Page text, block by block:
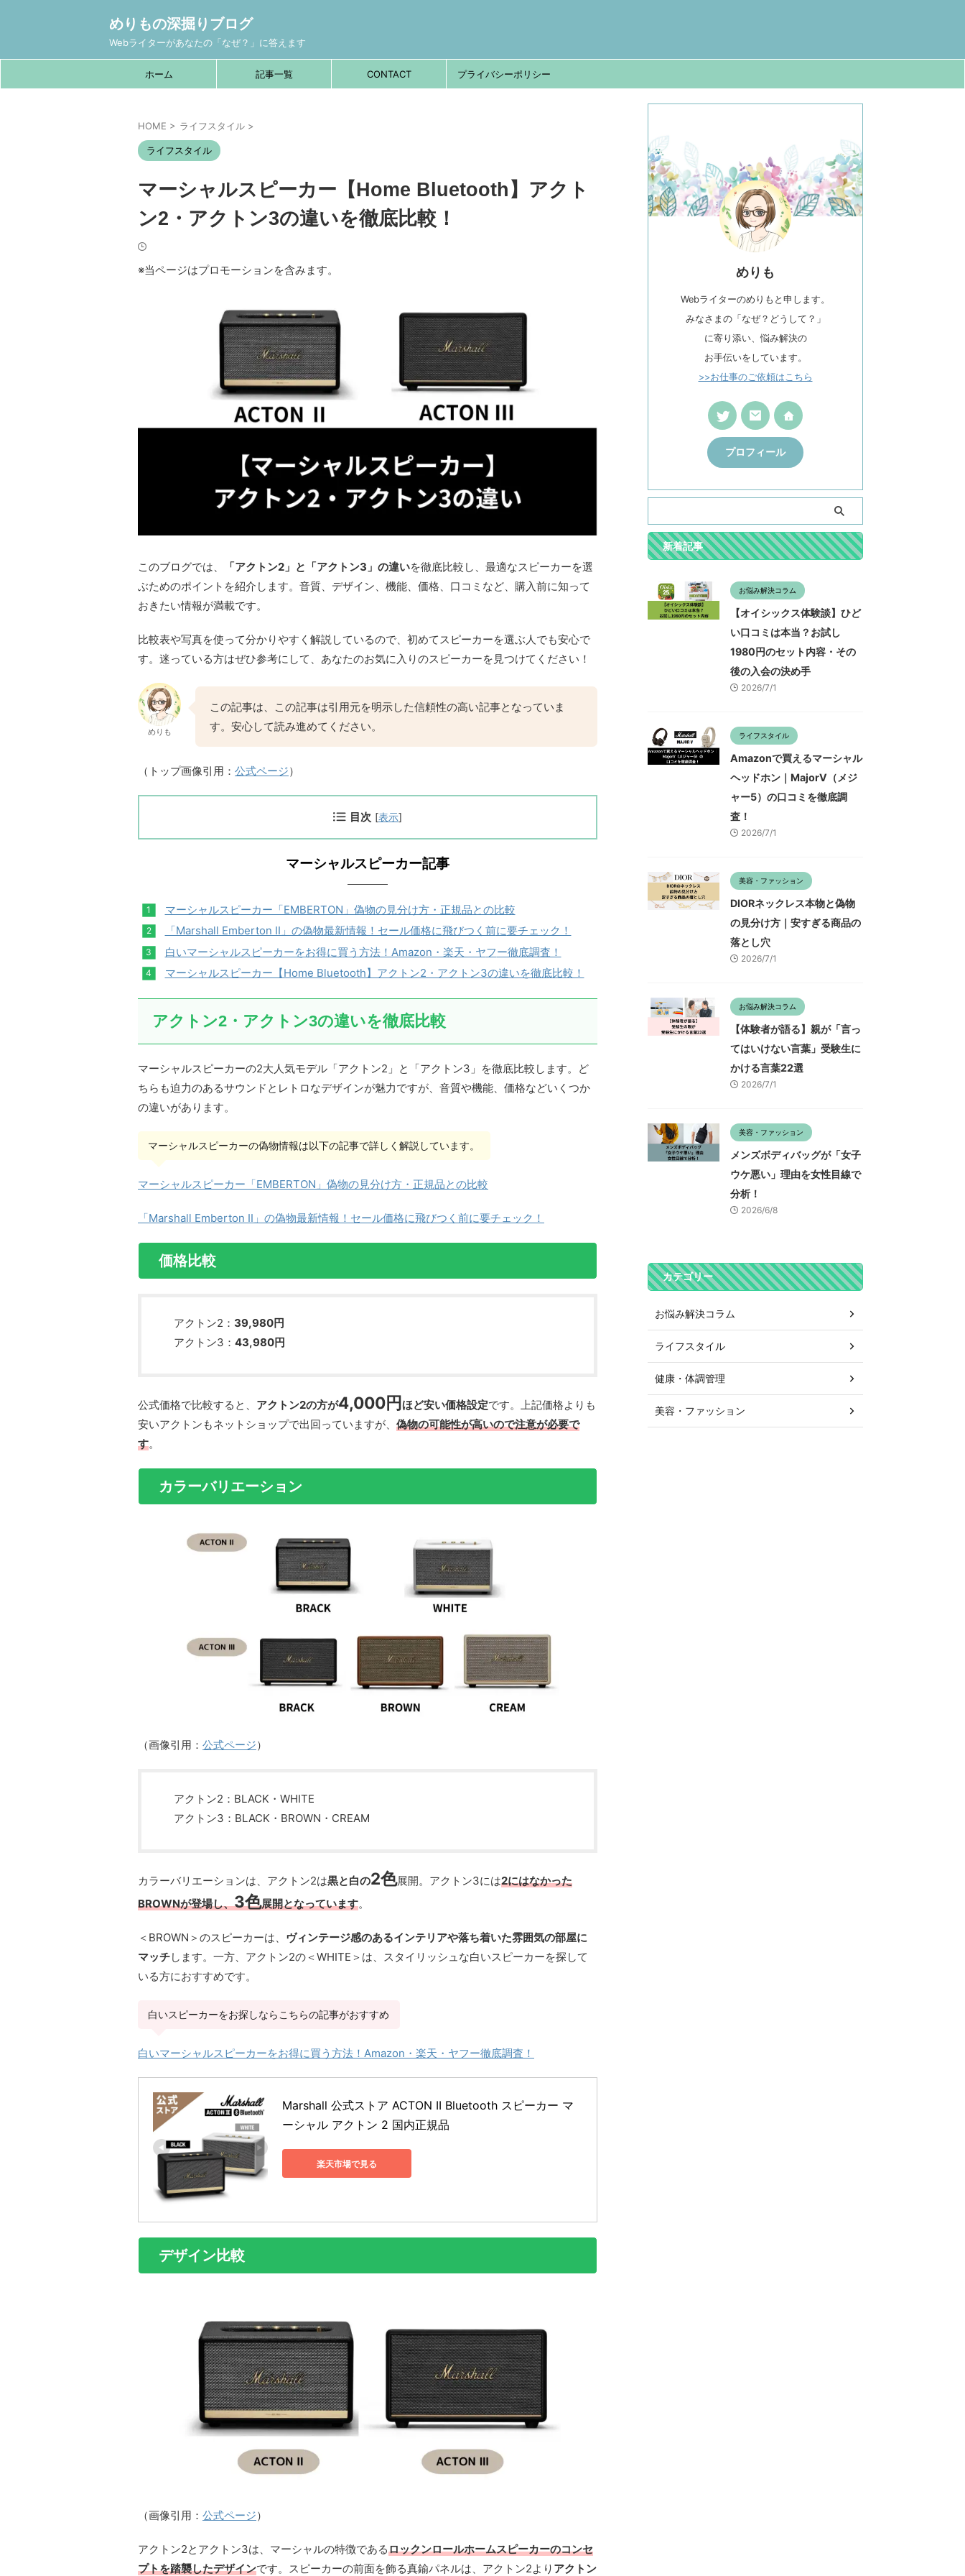
めりもの深掘りブログ
Webライターがあなたの「なぜ？」に答えます
ホーム 記事一覧 CONTACT プライバシーポリシー
HOME > ライフスタイル >
ライフスタイル
マーシャルスピーカー【Home Bluetooth】アクト
ン2・アクトン3の違いを徹底比較！
※当ページはプロモーションを含みます。
このブログでは、 「アクトン2」と「アクトン3」の違いを徹底比較し、最適なスピーカーを選
ぶためのポイントを紹介します。音質、デザイン、機能、価格、口コミなど、購入前に知って
おきたい情報が満載です。
比較表や写真を使って分かりやすく解説しているので、初めてスピーカーを選ぶ人でも安心で
す。迷っている方はぜひ参考にして、あなたのお気に入りのスピーカーを見つけてください！
めりも
この記事は、この記事は引用元を明示した信頼性の高い記事となっていま
す。安心して読み進めてください。
（トップ画像引用： 公式ページ）
目次 [表示]
マーシャルスピーカー記事
マーシャルスピーカー「EMBERTON」偽物の見分け方・正規品との比較
「Marshall Emberton II」の偽物最新情報！セール価格に飛びつく前に要チェック！
白いマーシャルスピーカーをお得に買う方法！Amazon・楽天・ヤフー徹底調査！
マーシャルスピーカー【Home Bluetooth】アクトン2・アクトン3の違いを徹底比較！
アクトン2・アクトン3の違いを徹底比較
マーシャルスピーカーの2大人気モデル「アクトン2」と「アクトン3」を徹底比較します。ど
ちらも迫力のあるサウンドとレトロなデザインが魅力ですが、音質や機能、価格などいくつか
の違いがあります。
マーシャルスピーカーの偽物情報は以下の記事で詳しく解説しています。
マーシャルスピーカー「EMBERTON」偽物の見分け方・正規品との比較
「Marshall Emberton II」の偽物最新情報！セール価格に飛びつく前に要チェック！
価格比較
アクトン2： 39,980円
アクトン3： 43,980円
公式価格で比較すると、 アクトン2の方が4,000円 ほど安い価格設定です。上記価格よりも
安いアクトンもネットショップで出回っていますが、 偽物の可能性が高いので注意が必要で
す。
カラーバリエーション
（画像引用： 公式ページ）
アクトン2：BLACK・WHITE
アクトン3：BLACK・BROWN・CREAM
カラーバリエーションは、アクトン2は黒と白の2色展開。アクトン3には2にはなかった
BROWNが登場し、3色展開となっています。
＜BROWN＞のスピーカーは、 ヴィンテージ感のあるインテリアや落ち着いた雰囲気の部屋に
マッチします。一方、アクトン2の＜WHITE＞は、スタイリッシュな白いスピーカーを探して
いる方におすすめです。
白いスピーカーをお探しならこちらの記事がおすすめ
白いマーシャルスピーカーをお得に買う方法！Amazon・楽天・ヤフー徹底調査！
Marshall 公式ストア ACTON II Bluetooth スピーカー マ
ーシャル アクトン 2 国内正規品
楽天市場で見る
デザイン比較
（画像引用： 公式ページ）
アクトン2とアクトン3は、マーシャルの特徴であるロックンロールホームスピーカーのコンセ
プトを踏襲したデザインです。スピーカーの前面を飾る真鍮パネルは、アクトン2より アクトン
めりも
Webライターのめりもと申します。
みなさまの「なぜ？どうして？」
に寄り添い、悩み解決の
お手伝いをしています。
>>お仕事のご依頼はこちら
プロフィール
新着記事
お悩み解決コラム
【オイシックス体験談】ひど
い口コミは本当？お試し
1980円のセット内容・その
後の入会の決め手
2026/7/1
ライフスタイル
Amazonで買えるマーシャル
ヘッドホン｜MajorV（メジ
ャー5）の口コミを徹底調
査！
2026/7/1
美容・ファッション
DIORネックレス本物と偽物
の見分け方｜安すぎる商品の
落とし穴
2026/7/1
お悩み解決コラム
【体験者が語る】親が「言っ
てはいけない言葉」受験生に
かける言葉22選
2026/7/1
美容・ファッション
メンズボディバッグが「女子
ウケ悪い」理由を女性目線で
分析！
2026/6/8
カテゴリー
お悩み解決コラム
ライフスタイル
健康・体調管理
美容・ファッション